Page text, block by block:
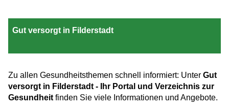
Gut versorgt in Filderstadt
Zu allen Gesundheitsthemen schnell informiert: Unter Gut
versorgt in Filderstadt - Ihr Portal und Verzeichnis zur
Gesundheit finden Sie viele Informationen und Angebote.